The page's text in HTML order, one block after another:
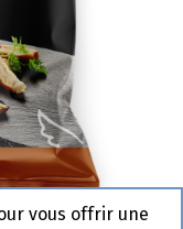
vous offrir une